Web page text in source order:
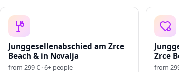
Junggesellenabschied am Zrce
Beach & in Novalja
from 299€ ·6+ people
Zrce
from